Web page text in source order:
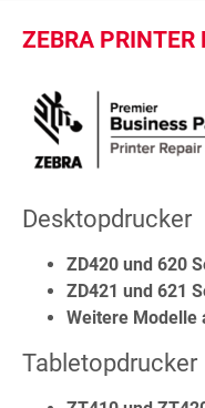
ZEBRA PRINTER
Desktop­drucker
ZD420 und 620
ZD421 und 621
Weitere
Tabletop­drucker